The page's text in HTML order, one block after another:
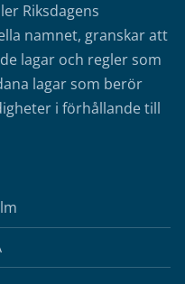
Riksdagens
namnet, granskar att
lagar och regler som
lagar som berör
i förhållande till